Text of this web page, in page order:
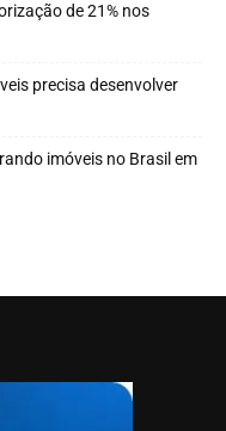
de 21% nos
precisa desenvolver
imóveis no Brasil em